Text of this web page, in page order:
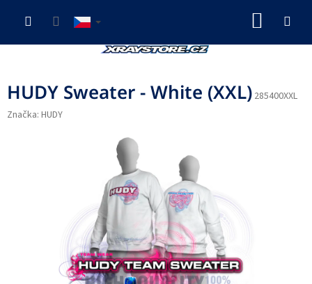
HUDY Sweater - White (XXL) 285400XXL
Značka: HUDY